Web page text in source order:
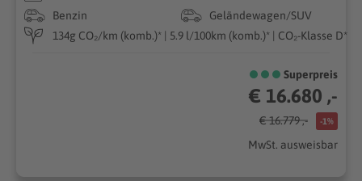
Benzin
Geländewagen/SUV
134g CO₂/km (komb.)* | 5.9 l/100km (komb.)* | CO₂-Klasse D*
Superpreis
€ 16.680 ,-
€ 16.779 ,- -1%
MwSt. ausweisbar